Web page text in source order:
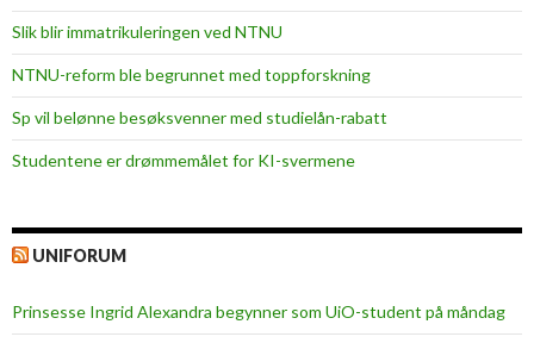
Slik blir immatrikuleringen ved NTNU
NTNU-reform ble begrunnet med toppforskning
Sp vil belønne besøksvenner med studielån-rabatt
Studentene er drømmemålet for KI-svermene
UNIFORUM
Prinsesse Ingrid Alexandra begynner som UiO-student på måndag